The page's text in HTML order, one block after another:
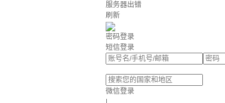
服务器出错
刷新
密码登录
短信登录
微信登录